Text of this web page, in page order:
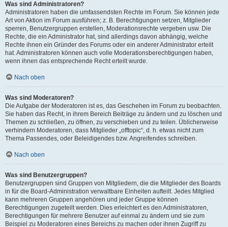
Was sind Administratoren?
Administratoren haben die umfassendsten Rechte im Forum. Sie können jede
Art von Aktion im Forum ausführen; z. B. Berechtigungen setzen, Mitglieder
sperren, Benutzergruppen erstellen, Moderationsrechte vergeben usw. Die
Rechte, die ein Administrator hat, sind allerdings davon abhängig, welche
Rechte ihnen ein Gründer des Forums oder ein anderer Administrator erteilt
hat. Administratoren können auch volle Moderationsberechtigungen haben,
wenn ihnen das entsprechende Recht erteilt wurde.
Nach oben
Was sind Moderatoren?
Die Aufgabe der Moderatoren ist es, das Geschehen im Forum zu beobachten.
Sie haben das Recht, in ihrem Bereich Beiträge zu ändern und zu löschen und
Themen zu schließen, zu öffnen, zu verschieben und zu teilen. Üblicherweise
verhindern Moderatoren, dass Mitglieder „offtopic“, d. h. etwas nicht zum
Thema Passendes, oder Beleidigendes bzw. Angreifendes schreiben.
Nach oben
Was sind Benutzergruppen?
Benutzergruppen sind Gruppen von Mitgliedern, die die Mitglieder des Boards
in für die Board-Administration verwaltbare Einheiten aufteilt. Jedes Mitglied
kann mehreren Gruppen angehören und jeder Gruppe können
Berechtigungen zugeteilt werden. Dies erleichtert es den Administratoren,
Berechtigungen für mehrere Benutzer auf einmal zu ändern und sie zum
Beispiel zu Moderatoren eines Bereichs zu machen oder ihnen Zugriff zu